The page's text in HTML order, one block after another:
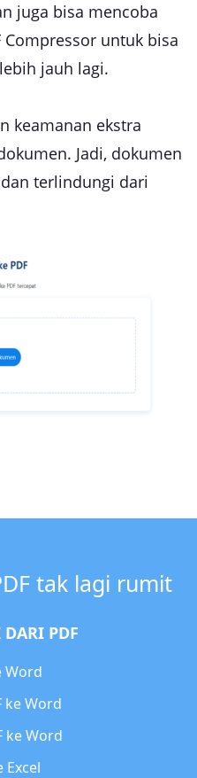
juga bisa mencoba
Compressor untuk bisa
jauh lagi.
keamanan ekstra
Jadi, dokumen
terlindungi dari
tak lagi rumit
DARI PDF
Word
ke Word
ke Word
Excel